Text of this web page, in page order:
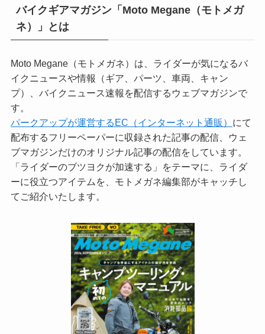
バイクギアマガジン「Moto Megane（モトメガ
ネ）」とは
Moto Megane（モトメガネ）は、ライダーが気になるバ
イクニュースや情報（ギア、パーツ、車両、キャン
プ）、バイクニュース速報を配信するウェブマガジンで
す。
パークアップが運営するEC（インターネット通販） にて
配布するフリーペーパーに収録された記事の配信、ウェ
ブマガジンだけのオリジナル記事の配信をしています。
「ライダーのブツヨクが加速する」をテーマに、ライダ
ーに役立つアイテムを、モトメガネ編集部がキャッチし
てご紹介いたします。